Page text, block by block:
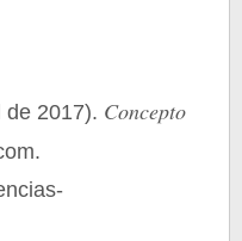
de 2017). Concepto